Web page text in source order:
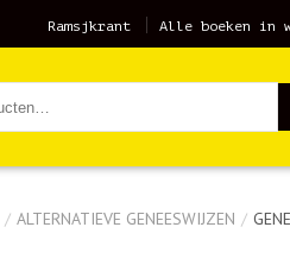
Ramsjkrant Alle boeken in
/ ALTERNATIEVE GENEESWIJZEN /